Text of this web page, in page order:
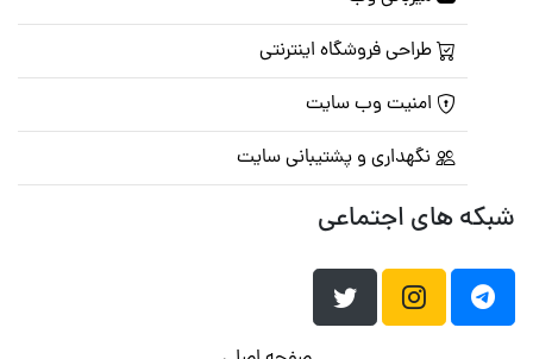
طراحی فروشگاه اینترنتی
امنیت وب سایت
نگهداری و پشتیبانی سایت
شبکه های اجتماعی